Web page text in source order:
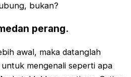
bukan?
perang.
awal, maka datanglah
mengenali seperti apa